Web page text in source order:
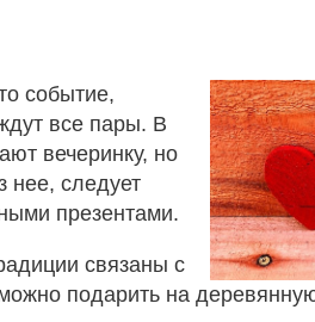
событие,
все пары. В
вечеринку, но
нее, следует
презентами.
связаны с
подарить на